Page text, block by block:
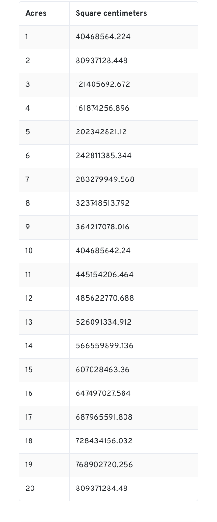
Acres Square centimeters
1 40468564.224
2 80937128.448
3 121405692.672
4 161874256.896
5 202342821.12
6 242811385.344
7 283279949.568
8 323748513.792
9 364217078.016
10 404685642.24
11 445154206.464
12 485622770.688
13 526091334.912
14 566559899.136
15 607028463.36
16 647497027.584
17 687965591.808
18 728434156.032
19 768902720.256
20 809371284.48